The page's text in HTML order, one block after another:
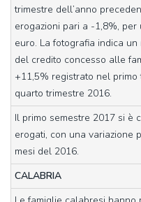
trimestre dell’anno
erogazioni pari a -1,8%,
euro. La fotografia indica
del credito concesso alle
+11,5% registrato nel
quarto trimestre 2016.
Il primo semestre 2017 si è
erogati, con una variazione
mesi del 2016.
CALABRIA